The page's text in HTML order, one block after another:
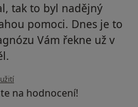
tak to byl nadějný
pomoci. Dnes je to
Vám řekne už v
Pacient
na hodnocení!